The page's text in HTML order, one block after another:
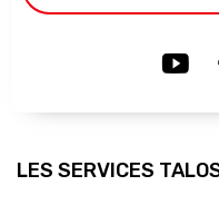
LES SERVICES